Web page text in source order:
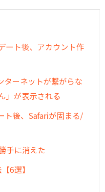
ート後、アカウント作
ターネットが繋がらな
」が表示される
ト後、Safariが固まる/
手に消えた
6選】